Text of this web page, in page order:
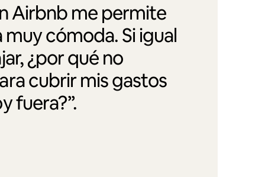
Airbnb me permite
cómoda. Si igual
¿por qué no
cubrir mis gastos
fuera?”.